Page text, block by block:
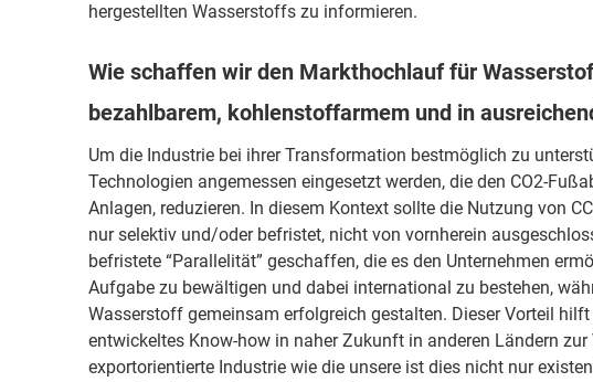
hergestellten Wasserstoffs zu informieren.
Wie schaffen wir den Markthochlauf für
bezahlbarem, kohlenstoffarmem und in
Um die Industrie bei ihrer Transformation bestmöglich zu
Technologien angemessen eingesetzt werden, die den CO2-
Anlagen, reduzieren. In diesem Kontext sollte die Nutzung von
nur selektiv und/oder befristet, nicht von vornherein
befristete “Parallelität” geschaffen, die es den Unternehmen
Aufgabe zu bewältigen und dabei international zu bestehen,
Wasserstoff gemeinsam erfolgreich gestalten. Dieser Vorteil
entwickeltes Know-how in naher Zukunft in anderen Ländern
exportorientierte Industrie wie die unsere ist dies nicht nur